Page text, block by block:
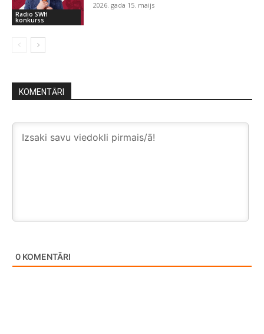
Radio SWH
konkurss
2026. gada 15. maijs
KOMENTĀRI
0 KOMENTĀRI